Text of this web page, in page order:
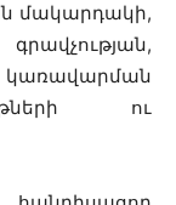
մակարդակի,
ու